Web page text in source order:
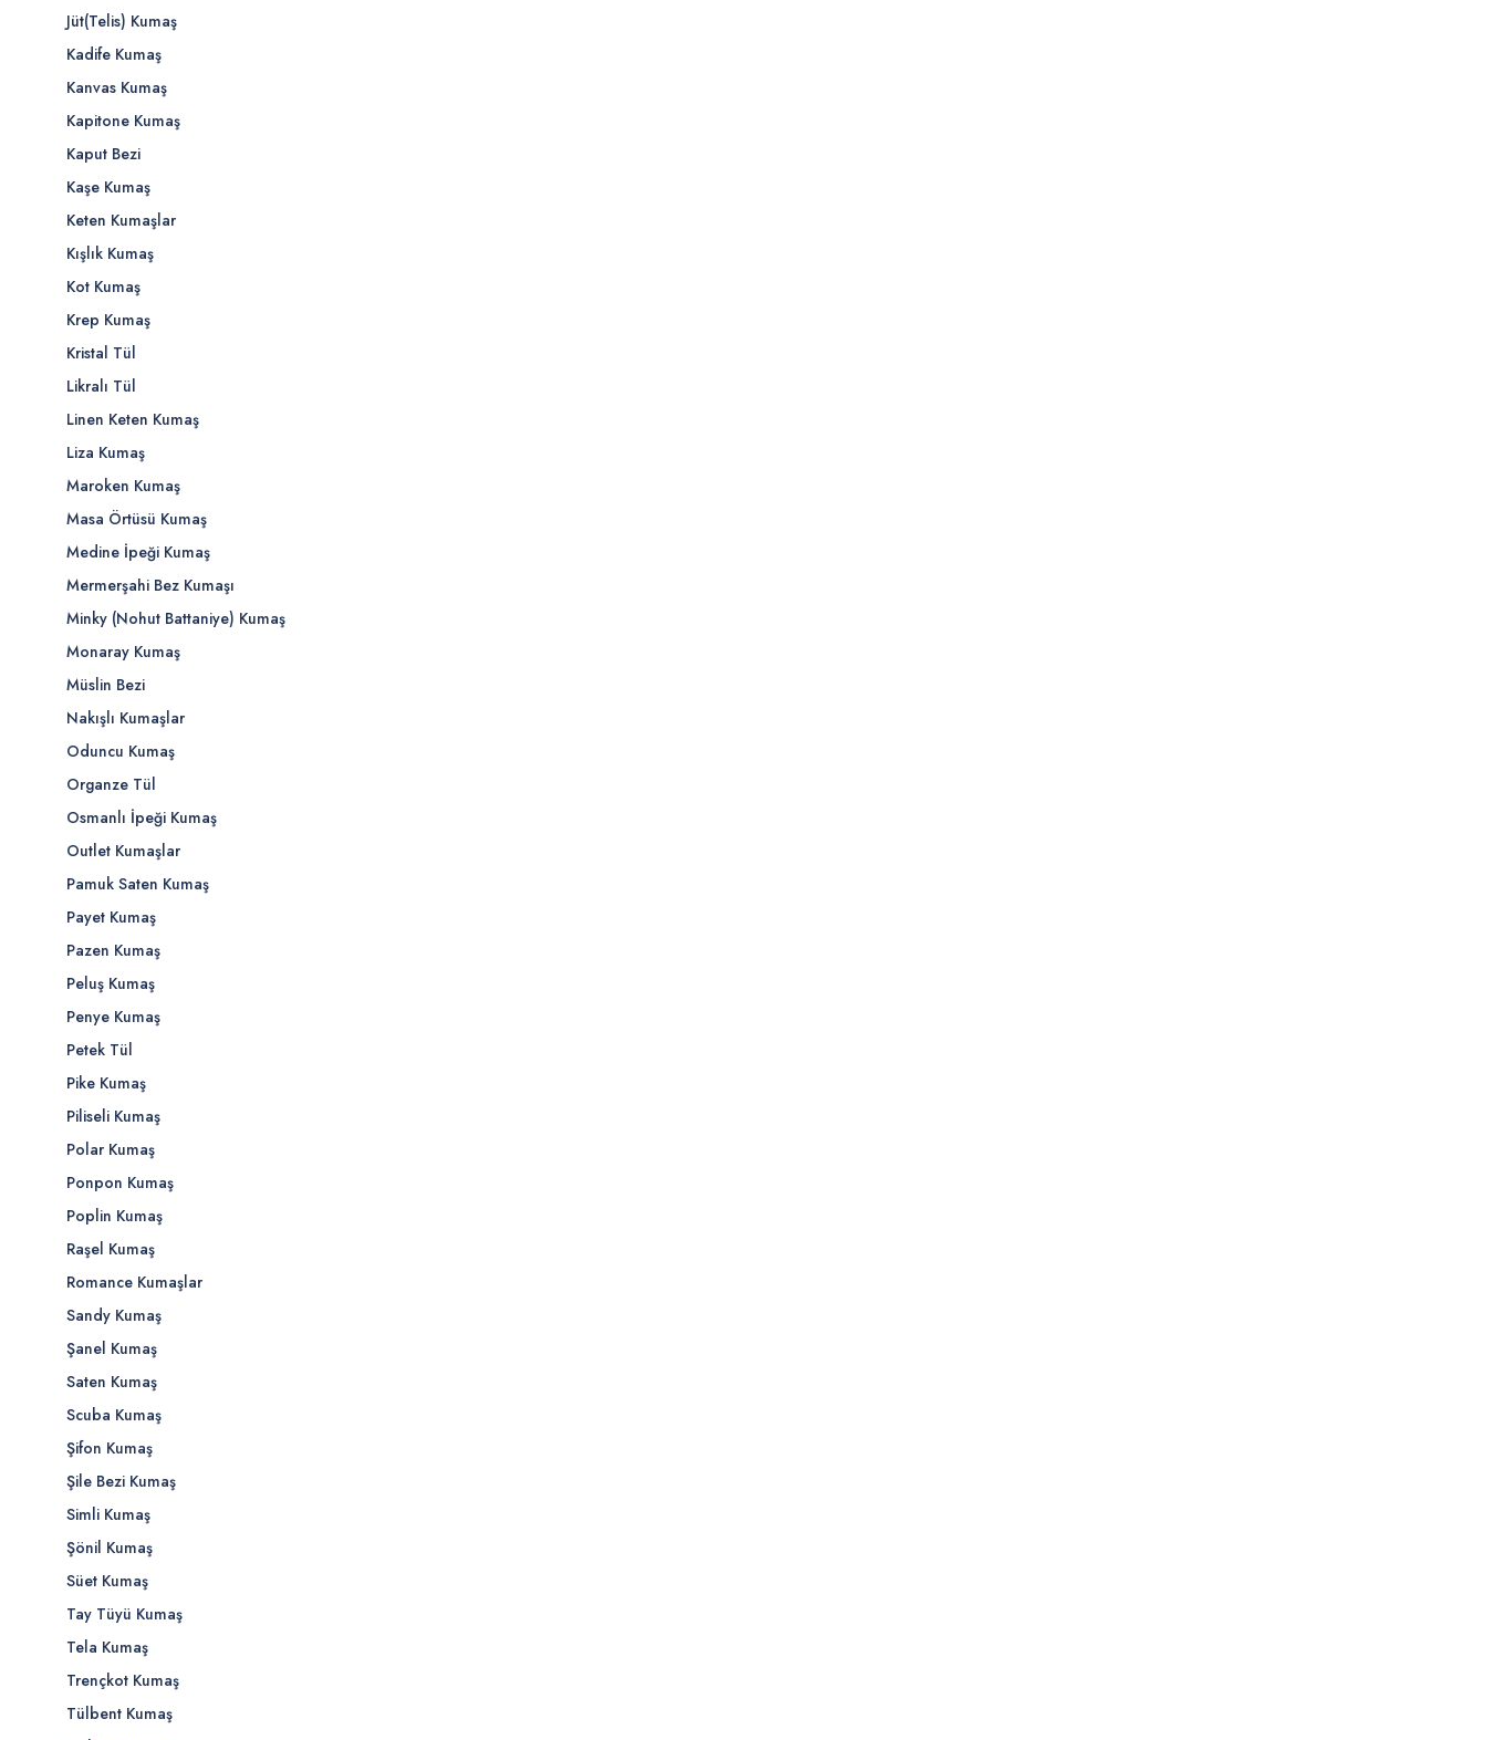
Jüt(Telis) Kumaş
Kadife Kumaş
Kanvas Kumaş
Kapitone Kumaş
Kaput Bezi
Kaşe Kumaş
Keten Kumaşlar
Kışlık Kumaş
Kot Kumaş
Krep Kumaş
Kristal Tül
Likralı Tül
Linen Keten Kumaş
Liza Kumaş
Maroken Kumaş
Masa Örtüsü Kumaş
Medine İpeği Kumaş
Mermerşahi Bez Kumaşı
Minky (Nohut Battaniye) Kumaş
Monaray Kumaş
Müslin Bezi
Nakışlı Kumaşlar
Oduncu Kumaş
Organze Tül
Osmanlı İpeği Kumaş
Outlet Kumaşlar
Pamuk Saten Kumaş
Payet Kumaş
Pazen Kumaş
Peluş Kumaş
Penye Kumaş
Petek Tül
Pike Kumaş
Piliseli Kumaş
Polar Kumaş
Ponpon Kumaş
Poplin Kumaş
Raşel Kumaş
Romance Kumaşlar
Sandy Kumaş
Şanel Kumaş
Saten Kumaş
Scuba Kumaş
Şifon Kumaş
Şile Bezi Kumaş
Simli Kumaş
Şönil Kumaş
Süet Kumaş
Tay Tüyü Kumaş
Tela Kumaş
Trençkot Kumaş
Tülbent Kumaş